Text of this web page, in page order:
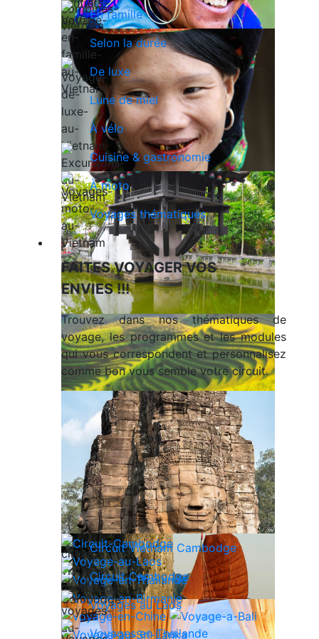
En famille
Selon la durée
De luxe
Lune de miel
À vélo
Cuisine & gastronomie
À moto
Voyages thématiques
Voyages en Indochine & Asie
FAITES VOYAGER VOS
ENVIES !!!
Trouvez dans nos thématiques de
voyage, les programmes et les modules
qui vous correspondent et personnalisez
comme bon vous semble votre circuit.
Circuit Vietnam Cambodge
Circuit Cambodge
Voyages au Laos
Voyages en Thailande